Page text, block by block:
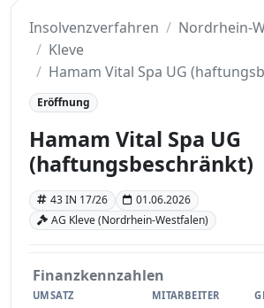
Insolvenzverfahren
Nordrhein-
Kleve
Hamam Vital Spa UG
Eröffnung
Hamam Vital Spa UG
(haftungsbeschränkt)
43 IN 17/26
01.06.2026
AG Kleve (Nordrhein-Westfalen)
Finanzkennzahlen
UMSATZ MITARBEITER